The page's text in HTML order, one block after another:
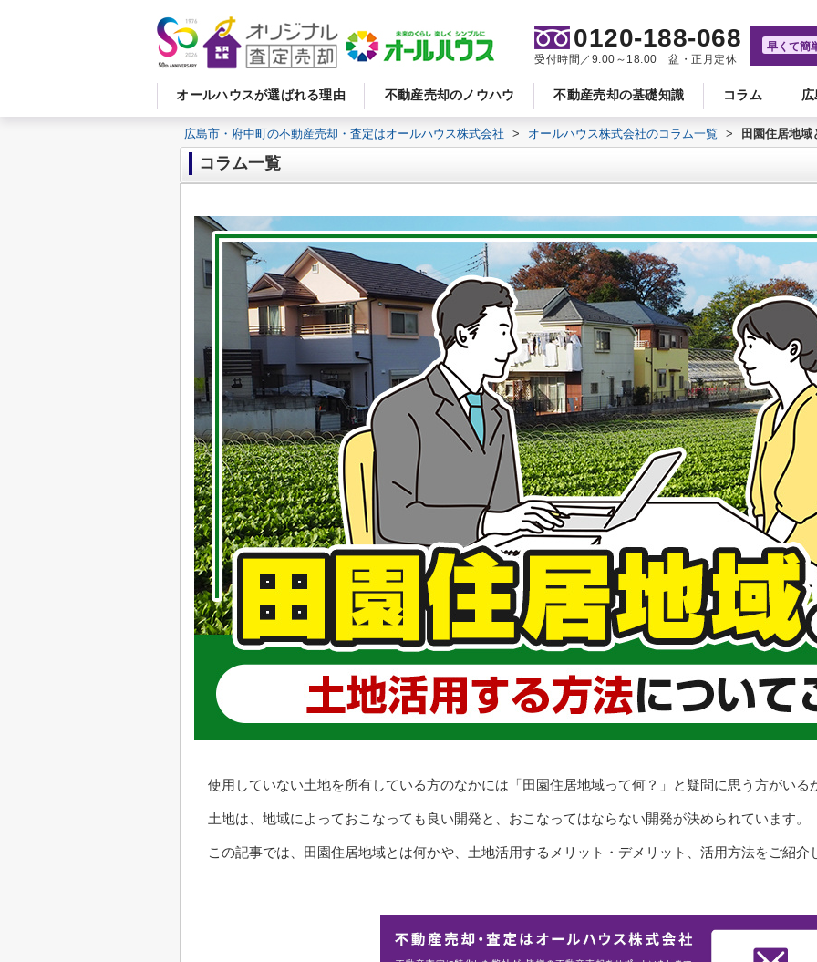
オールハウスが選ばれる理由 不動産売却のノウハウ 不動産売却の基礎知識 コラム
0120-188-068
受付時間／9:00～18:00 盆・正月定休
早くて簡
広島市・府中町の不動産売却・査定はオールハウス株式会社 > オールハウス株式会社のコラム一覧 > 田園住居地
コラム一覧
使用していない土地を所有している方のなかには「田園住居地域って何？」と疑問に思う方がいる
土地は、地域によっておこなっても良い開発と、おこなってはならない開発が決められています。
この記事では、田園住居地域とは何かや、土地活用するメリット・デメリット、活用方法をご紹介